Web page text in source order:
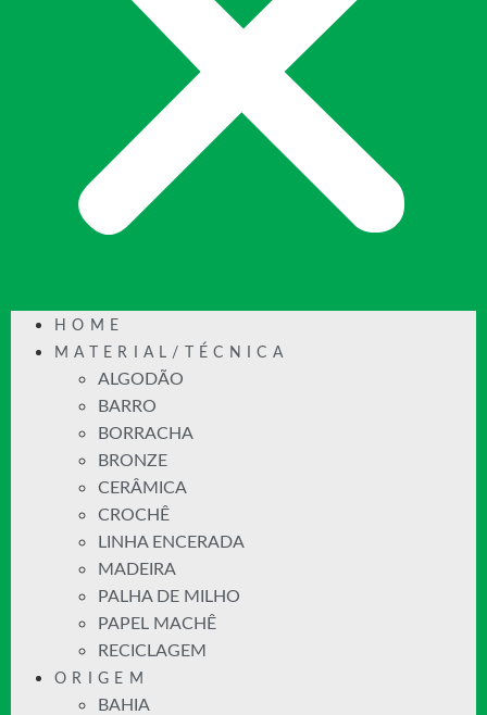
HOME
MATERIAL/TÉCNICA
ALGODÃO
BARRO
BORRACHA
BRONZE
CERÂMICA
CROCHÊ
LINHA ENCERADA
MADEIRA
PALHA DE MILHO
PAPEL MACHÊ
RECICLAGEM
ORIGEM
BAHIA